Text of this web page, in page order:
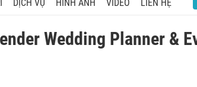
DỊCH VỤ HÌNH ẢNH VIDEO LIÊN HỆ
Wedding Planner &